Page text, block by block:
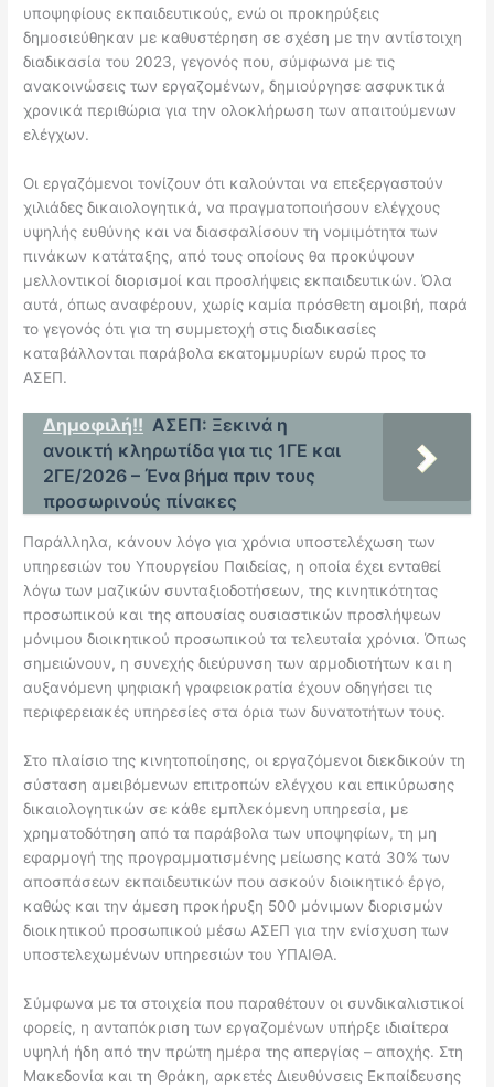
υποψηφίους εκπαιδευτικούς, ενώ οι προκηρύξεις
δημοσιεύθηκαν με καθυστέρηση σε σχέση με την αντίστοιχη
διαδικασία του 2023, γεγονός που, σύμφωνα με τις
ανακοινώσεις των εργαζομένων, δημιούργησε ασφυκτικά
χρονικά περιθώρια για την ολοκλήρωση των απαιτούμενων
ελέγχων.
Οι εργαζόμενοι τονίζουν ότι καλούνται να επεξεργαστούν
χιλιάδες δικαιολογητικά, να πραγματοποιήσουν ελέγχους
υψηλής ευθύνης και να διασφαλίσουν τη νομιμότητα των
πινάκων κατάταξης, από τους οποίους θα προκύψουν
μελλοντικοί διορισμοί και προσλήψεις εκπαιδευτικών. Όλα
αυτά, όπως αναφέρουν, χωρίς καμία πρόσθετη αμοιβή, παρά
το γεγονός ότι για τη συμμετοχή στις διαδικασίες
καταβάλλονται παράβολα εκατομμυρίων ευρώ προς το
ΑΣΕΠ.
Δημοφιλή!! ΑΣΕΠ: Ξεκινά η
ανοικτή κληρωτίδα για τις 1ΓΕ και
2ΓΕ/2026 – Ένα βήμα πριν τους
προσωρινούς πίνακες
Παράλληλα, κάνουν λόγο για χρόνια υποστελέχωση των
υπηρεσιών του Υπουργείου Παιδείας, η οποία έχει ενταθεί
λόγω των μαζικών συνταξιοδοτήσεων, της κινητικότητας
προσωπικού και της απουσίας ουσιαστικών προσλήψεων
μόνιμου διοικητικού προσωπικού τα τελευταία χρόνια. Όπως
σημειώνουν, η συνεχής διεύρυνση των αρμοδιοτήτων και η
αυξανόμενη ψηφιακή γραφειοκρατία έχουν οδηγήσει τις
περιφερειακές υπηρεσίες στα όρια των δυνατοτήτων τους.
Στο πλαίσιο της κινητοποίησης, οι εργαζόμενοι διεκδικούν τη
σύσταση αμειβόμενων επιτροπών ελέγχου και επικύρωσης
δικαιολογητικών σε κάθε εμπλεκόμενη υπηρεσία, με
χρηματοδότηση από τα παράβολα των υποψηφίων, τη μη
εφαρμογή της προγραμματισμένης μείωσης κατά 30% των
αποσπάσεων εκπαιδευτικών που ασκούν διοικητικό έργο,
καθώς και την άμεση προκήρυξη 500 μόνιμων διορισμών
διοικητικού προσωπικού μέσω ΑΣΕΠ για την ενίσχυση των
υποστελεχωμένων υπηρεσιών του ΥΠΑΙΘΑ.
Σύμφωνα με τα στοιχεία που παραθέτουν οι συνδικαλιστικοί
φορείς, η ανταπόκριση των εργαζομένων υπήρξε ιδιαίτερα
υψηλή ήδη από την πρώτη ημέρα της απεργίας – αποχής. Στη
Μακεδονία και τη Θράκη, αρκετές Διευθύνσεις Εκπαίδευσης